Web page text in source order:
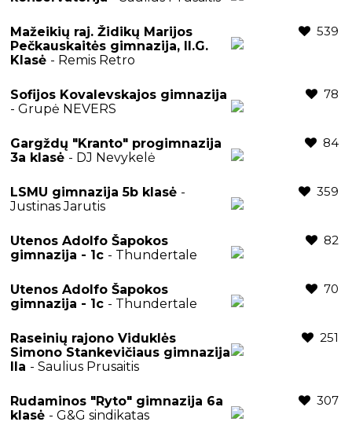
Mažeikių raj. Židikų Marijos
Pečkauskaitės gimnazija, II.G.
Klasė - Remis Retro
539
Sofijos Kovalevskajos gimnazija
- Grupė NEVERS
78
Gargždų "Kranto" progimnazija
3a klasė - DJ Nevykelė
84
LSMU gimnazija 5b klasė -
Justinas Jarutis
359
Utenos Adolfo Šapokos
gimnazija - 1c - Thundertale
82
Utenos Adolfo Šapokos
gimnazija - 1c - Thundertale
70
Raseinių rajono Viduklės
Simono Stankevičiaus gimnazija
IIa - Saulius Prusaitis
251
Rudaminos "Ryto" gimnazija 6a
klasė - G&G sindikatas
307